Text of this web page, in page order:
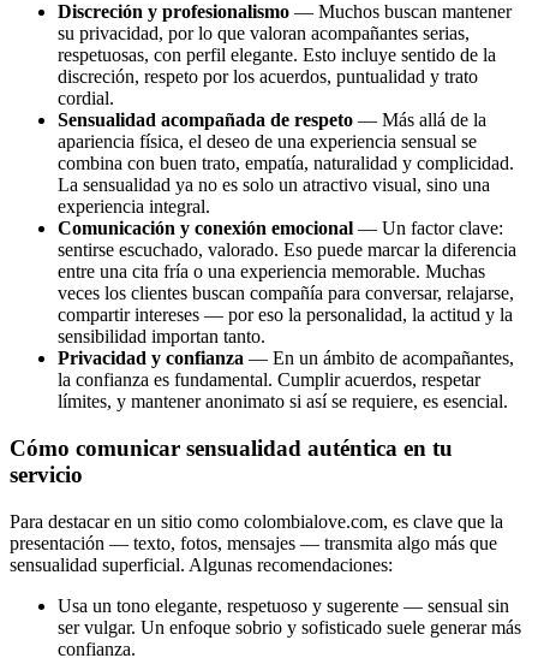
Discreción y profesionalismo — Muchos buscan mantener
su privacidad, por lo que valoran acompañantes serias,
respetuosas, con perfil elegante. Esto incluye sentido de la
discreción, respeto por los acuerdos, puntualidad y trato
cordial.
Sensualidad acompañada de respeto — Más allá de la
apariencia física, el deseo de una experiencia sensual se
combina con buen trato, empatía, naturalidad y complicidad.
La sensualidad ya no es solo un atractivo visual, sino una
experiencia integral.
Comunicación y conexión emocional — Un factor clave:
sentirse escuchado, valorado. Eso puede marcar la diferencia
entre una cita fría o una experiencia memorable. Muchas
veces los clientes buscan compañía para conversar, relajarse,
compartir intereses — por eso la personalidad, la actitud y la
sensibilidad importan tanto.
Privacidad y confianza — En un ámbito de acompañantes,
la confianza es fundamental. Cumplir acuerdos, respetar
límites, y mantener anonimato si así se requiere, es esencial.
Cómo comunicar sensualidad auténtica en tu
servicio
Para destacar en un sitio como colombialove.com, es clave que la
presentación — texto, fotos, mensajes — transmita algo más que
sensualidad superficial. Algunas recomendaciones:
Usa un tono elegante, respetuoso y sugerente — sensual sin
ser vulgar. Un enfoque sobrio y sofisticado suele generar más
confianza.